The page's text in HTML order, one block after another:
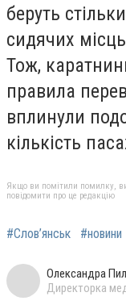
беруть
сидячих
Тож,
правила
вплинули
кількість
Якщо ви помітили помилку,
повідомити про це редакцію
#Слов’янськ #новини
Олександра
Директорка